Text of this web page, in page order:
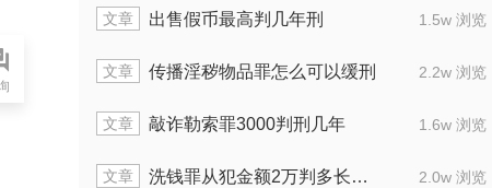
浏览
1.5w 浏览
文章 出售假币最高判几年刑
2.2w 浏览
文章 传播淫秽物品罪怎么可以缓刑
1.6w 浏览
文章 敲诈勒索罪3000判刑几年
2.0w 浏览
文章 洗钱罪从犯金额2万判多长时间